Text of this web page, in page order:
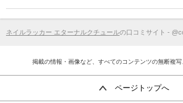
ネイルラッカー エターナルクチュールの口コミサイト -
掲載の情報・画像など、すべてのコンテンツの無断複写
ページトップへ